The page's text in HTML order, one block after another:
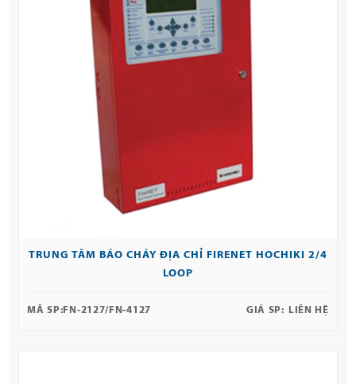
TRUNG TÂM BÁO CHÁY ĐỊA CHỈ FIRENET HOCHIKI 2/4
LOOP
MÃ SP: FN-2127/FN-4127 GIÁ SP: LIÊN HỆ